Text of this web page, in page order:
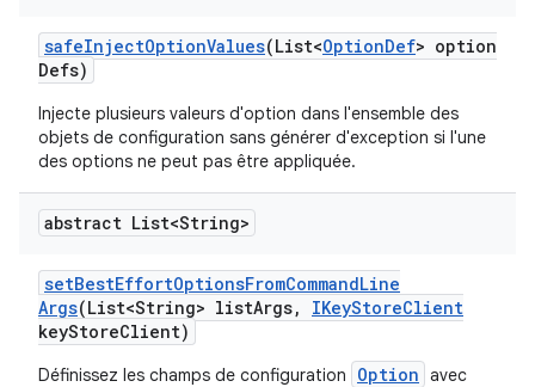
safeInjectOptionValues(List<OptionDef> option
Defs)
Injecte plusieurs valeurs d'option dans l'ensemble des
objets de configuration sans générer d'exception si l'une
des options ne peut pas être appliquée.
abstract List<String>
setBestEffortOptionsFromCommandLine
Args(List<String> listArgs, IKeyStoreClient
keyStoreClient)
Définissez les champs de configuration Option avec